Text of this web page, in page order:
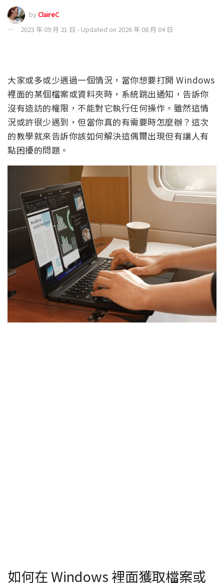
byClaireC
2023 年 09 月 21 日 - Updated on 2026 年 08 月 04 日
大家或多或少遇過一個情況，當你想要打開 Windows
裡面的某個檔案或資料夾時，系統跳出通知，告訴你
沒有造訪的權限，不能對它執行任何操作。雖然這情
況或許很少遇到，但當你真的有需要時怎麼辦？這次
的教學就來告訴你該如何解決這偶爾出現但有讓人有
點困擾的問題。
如何在 Windows 裡面獲取檔案或